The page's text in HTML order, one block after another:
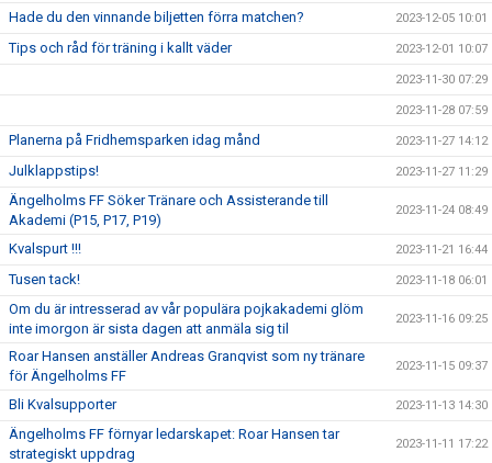
Hade du den vinnande biljetten förra matchen? 2023-12-05 10:01
Tips och råd för träning i kallt väder 2023-12-01 10:07
2023-11-30 07:29
2023-11-28 07:59
Planerna på Fridhemsparken idag månd 2023-11-27 14:12
Julklappstips! 2023-11-27 11:29
Ängelholms FF Söker Tränare och Assisterande till
Akademi (P15, P17, P19)
2023-11-24 08:49
Kvalspurt !!! 2023-11-21 16:44
Tusen tack! 2023-11-18 06:01
Om du är intresserad av vår populära pojkakademi glöm
inte imorgon är sista dagen att anmäla sig til
2023-11-16 09:25
Roar Hansen anställer Andreas Granqvist som ny tränare
för Ängelholms FF
2023-11-15 09:37
Bli Kvalsupporter 2023-11-13 14:30
Ängelholms FF förnyar ledarskapet: Roar Hansen tar
strategiskt uppdrag
2023-11-11 17:22